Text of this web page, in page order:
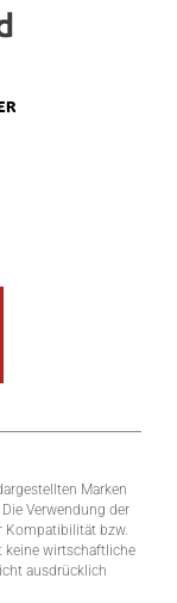
Marken
Verwendung der
Kompatibilität bzw.
keine wirtschaftliche
ausdrücklich